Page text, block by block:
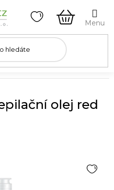
NÁKUPNÍ
KOŠÍK
olej red